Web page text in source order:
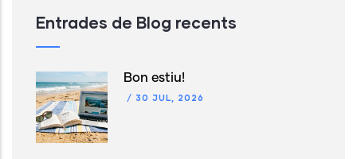
Entrades de Blog recents
Bon estiu!
/ 30 JUL, 2026